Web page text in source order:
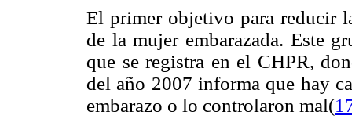
El primer objetivo para reducir
de la mujer embarazada. Este
que se registra en el CHPR,
del año 2007 informa que hay
embarazo o lo controlaron mal(